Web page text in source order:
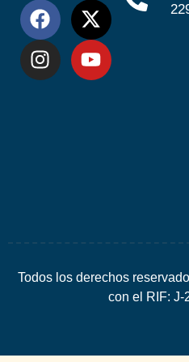
Todos los derechos
con el RIF: J-